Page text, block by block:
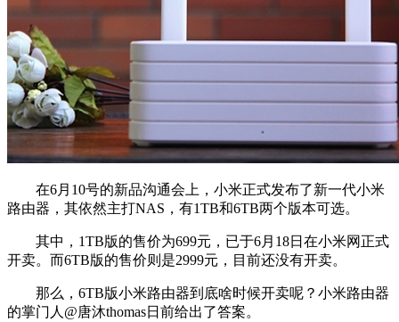
在6月10号的新品沟通会上，小米正式发布了新一代小米
路由器，其依然主打NAS，有1TB和6TB两个版本可选。
其中，1TB版的售价为699元，已于6月18日在小米网正式
开卖。而6TB版的售价则是2999元，目前还没有开卖。
那么，6TB版小米路由器到底啥时候开卖呢？小米路由器
的掌门人@唐沐thomas日前给出了答案。